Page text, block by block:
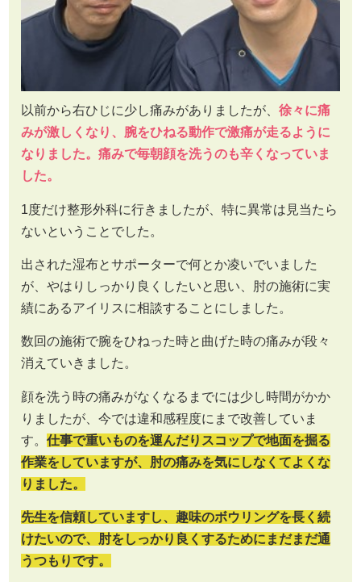
以前から右ひじに少し痛みがありましたが、 徐々に痛
みが激しくなり、腕をひねる動作で激痛が走るように
なりました。痛みで毎朝顔を洗うのも辛くなっていま
した。
1度だけ整形外科に行きましたが、特に異常は見当たら
ないということでした。
出された湿布とサポーターで何とか凌いでいました
が、やはりしっかり良くしたいと思い、肘の施術に実
績にあるアイリスに相談することにしました。
数回の施術で腕をひねった時と曲げた時の痛みが段々
消えていきました。
顔を洗う時の痛みがなくなるまでには少し時間がかか
りましたが、今では違和感程度にまで改善していま
す。 仕事で重いものを運んだりスコップで地面を掘る
作業をしていますが、肘の痛みを気にしなくてよくな
りました。
先生を信頼していますし、趣味のボウリングを長く続
けたいので、肘をしっかり良くするためにまだまだ通
うつもりです。